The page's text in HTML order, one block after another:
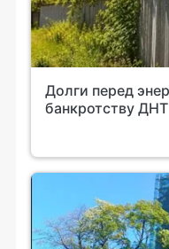
Долги перед
банкротству